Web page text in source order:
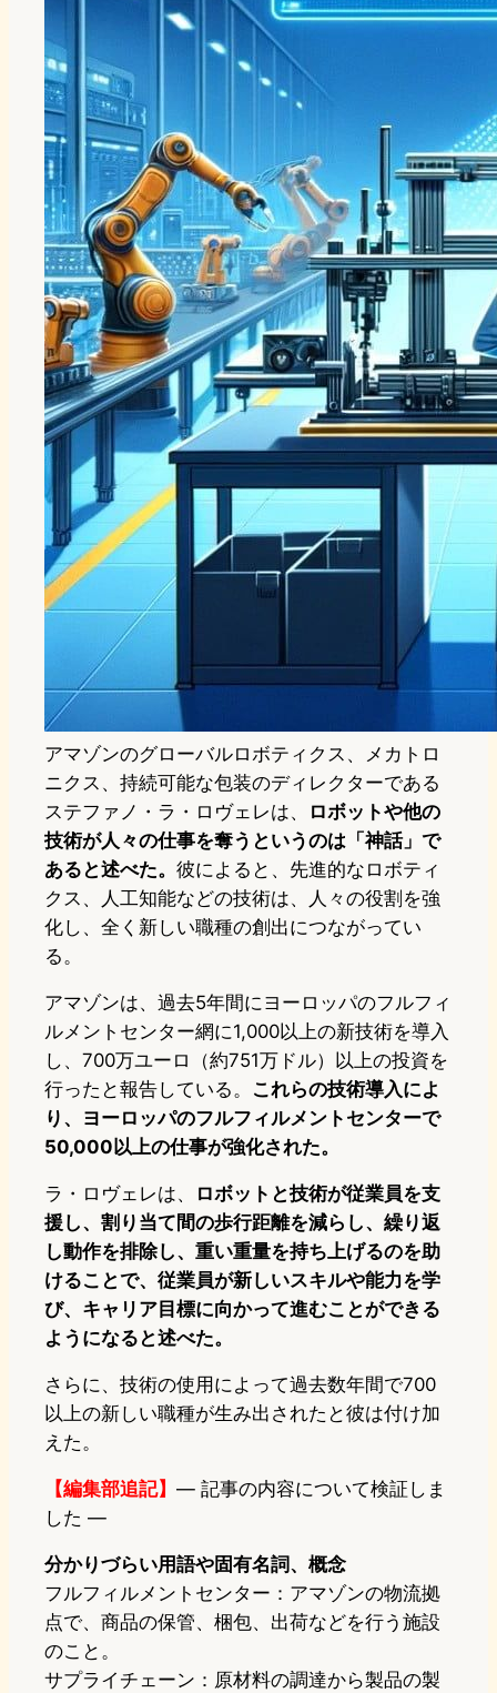
アマゾンのグローバルロボティクス、メカトロ
ニクス、持続可能な包装のディレクターである
ステファノ・ラ・ロヴェレは、
ロボットや他の
技術が人々の仕事を奪うというのは「神話」で
あると述べた。 彼によると、先進的なロボティ
クス、人工知能などの技術は、人々の役割を強
化し、全く新しい職種の創出につながってい
る。
アマゾンは、過去5年間にヨーロッパのフルフィ
ルメントセンター網に1,000以上の新技術を導入
し、700万ユーロ（約751万ドル）以上の投資を
行ったと報告している。 これらの技術導入によ
り、ヨーロッパのフルフィルメントセンターで
50,000以上の仕事が強化された。
ラ・ロヴェレは、
ロボットと技術が従業員を支
援し、割り当て間の歩行距離を減らし、繰り返
し動作を排除し、重い重量を持ち上げるのを助
けることで、従業員が新しいスキルや能力を学
び、キャリア目標に向かって進むことができる
ようになると述べた。
さらに、技術の使用によって過去数年間で700
以上の新しい職種が生み出されたと彼は付け加
えた。
【編集部追記】 — 記事の内容について検証しま
した —
分かりづらい用語や固有名詞、概念
フルフィルメントセンター：アマゾンの物流拠
点で、商品の保管、梱包、出荷などを行う施設
のこと。
サプライチェーン：原材料の調達から製品の製